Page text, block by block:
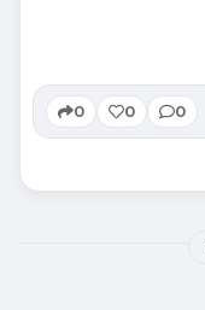
0 0 0